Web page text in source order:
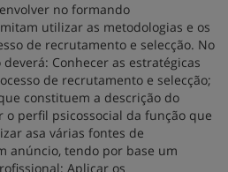
no formando
utilizar as metodologias e os
de recrutamento e selecção. No
Conhecer as estratégicas
de recrutamento e selecção;
constituem a descrição do
perfil psicossocial da função que
asa várias fontes de
anúncio, tendo por base um
Aplicar os